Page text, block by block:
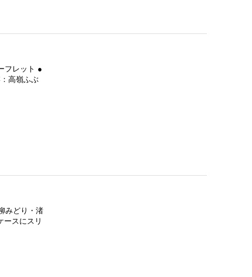
フレット ●
高嶺ふぶ
みどり・渚
ースにスリ